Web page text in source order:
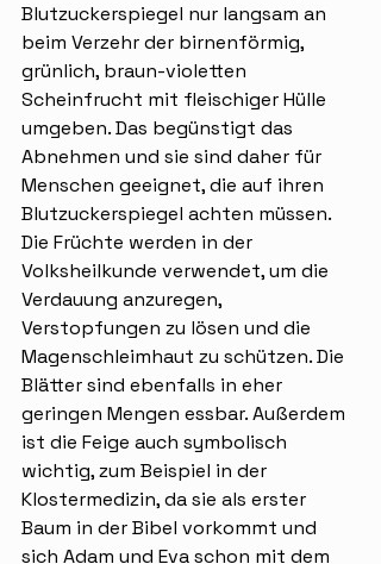
Blutzuckerspiegel nur langsam an
beim Verzehr der birnenförmig,
grünlich, braun-violetten
Scheinfrucht mit fleischiger Hülle
umgeben. Das begünstigt das
Abnehmen und sie sind daher für
Menschen geeignet, die auf ihren
Blutzuckerspiegel achten müssen.
Die Früchte werden in der
Volksheilkunde verwendet, um die
Verdauung anzuregen,
Verstopfungen zu lösen und die
Magenschleimhaut zu schützen. Die
Blätter sind ebenfalls in eher
geringen Mengen essbar. Außerdem
ist die Feige auch symbolisch
wichtig, zum Beispiel in der
Klostermedizin, da sie als erster
Baum in der Bibel vorkommt und
sich Adam und Eva schon mit dem